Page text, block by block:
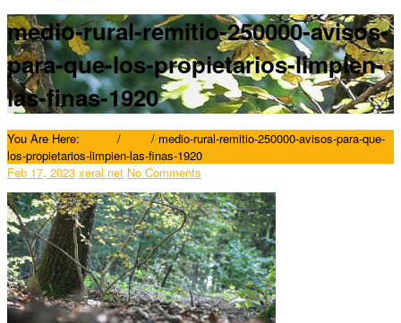
medio-rural-remitio-250000-avisos-
para-que-los-propietarios-limpien-
las-finas-1920
You Are Here: / / medio-rural-remitio-250000-avisos-para-que-
los-propietarios-limpien-las-finas-1920
Feb 17, 2023 xeral.net No Comments